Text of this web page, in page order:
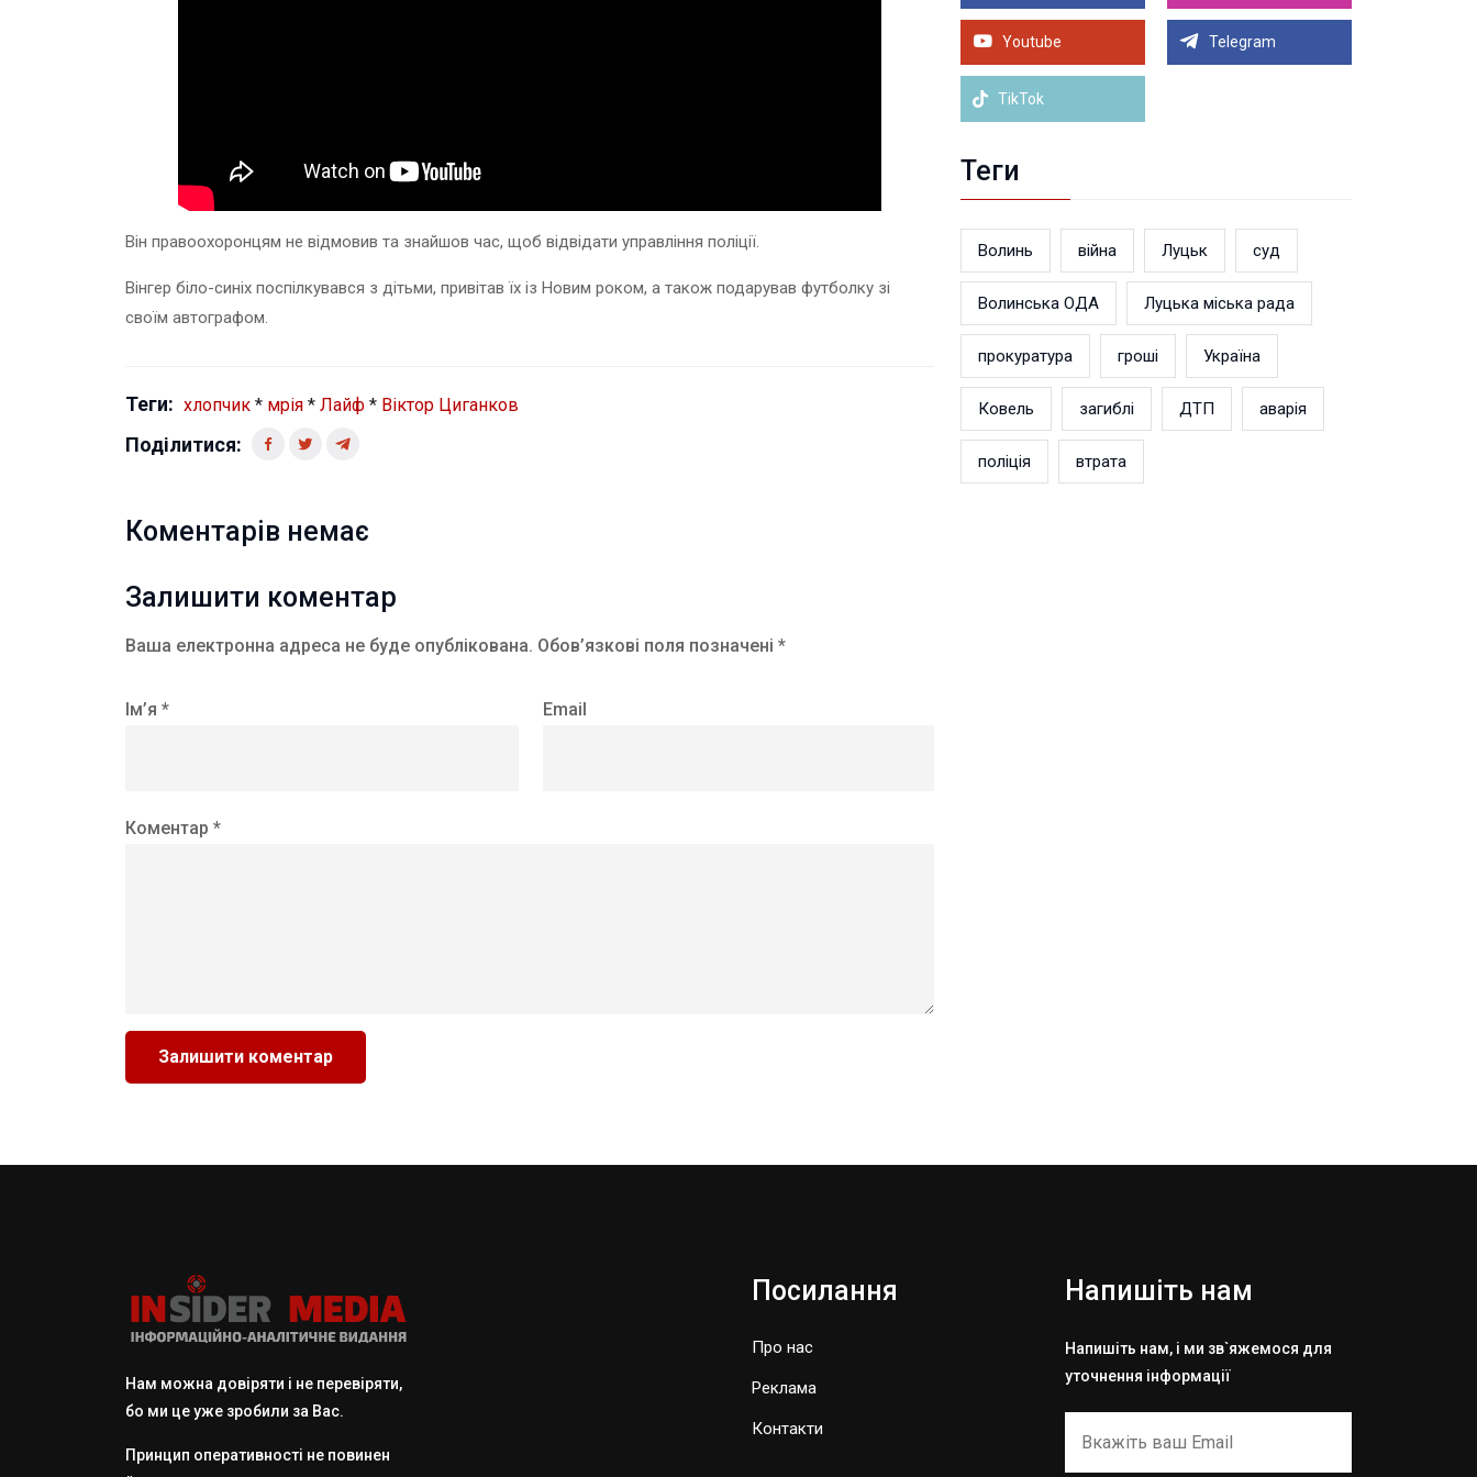
Він правоохоронцям не відмовив та знайшов час, щоб відвідати управління поліції.
Вінгер біло-синіх поспілкувався з дітьми, привітав їх із Новим роком, а також подарував футболку зі
своїм автографом.
Теги: хлопчик * мрія * Лайф * Віктор Циганков
Поділитися:
Коментарів немає
Залишити коментар
Ваша електронна адреса не буде опублікована. Обов’язкові поля позначені *
Ім’я * Email
Коментар *
У Луцьку на 99,9% готовий новий Державний
ветеранський простір. ВІДЕО
Більше новин
Youtube Telegram
TikTok
Теги
Волинь війна Луцьк суд
Волинська ОДА Луцька міська рада
прокуратура гроші Україна
Ковель загиблі ДТП аварія
поліція втрата
Нам можна довіряти і не перевіряти,
бо ми це уже зробили за Вас.
Принцип оперативності не повинен
Посилання
Про нас
Реклама
Контакти
Напишіть нам
Напишіть нам, і ми зв`яжемося для
уточнення інформації